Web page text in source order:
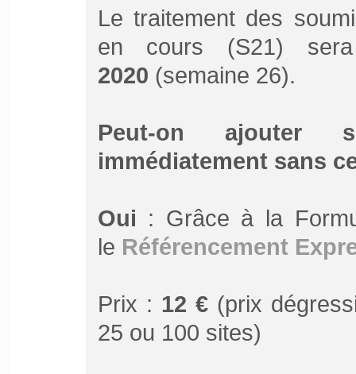
Le traitement des
en cours (S21)
2020 (semaine 26).
Peut-on ajouter
immédiatement sans
Oui : Grâce à la
le Référencement
Prix : 12 €(prix
25 ou 100 sites)